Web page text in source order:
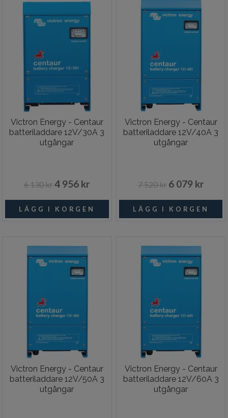
Victron Energy - Centaur
batteriladdare 12V/30A 3
utgångar
6 130 kr4 956 kr
Victron Energy - Centaur
batteriladdare 12V/40A 3
utgångar
7 520 kr 6 079 kr
Victron Energy - Centaur
batteriladdare 12V/50A 3
utgångar
Victron Energy - Centaur
batteriladdare 12V/60A 3
utgångar